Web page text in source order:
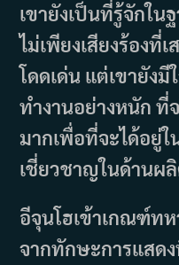
เขายังเป็นที่รู้จักใน
ไม่เพียงเสียงร้องที่
โดดเด่น แต่เขายัง
ทำงานอย่างหนัก ที่
มากเพื่อที่จะได้อยู่
เชี่ยวชาญในด้านผ
อีจุนโฮเข้าเกณฑ์ท
จากทักษะการแสด